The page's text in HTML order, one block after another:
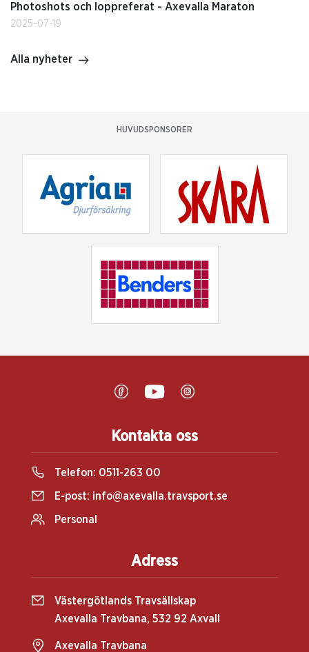
Photoshots och loppreferat - Axevalla Maraton
2025-07-19
Alla nyheter
HUVUDSPONSORER
Kontakta oss
Telefon: 0511-263 00
E-post: info@axevalla.travsport.se
Personal
Adress
Västergötlands Travsällskap
Axevalla Travbana, 532 92 Axvall
Axevalla Travbana